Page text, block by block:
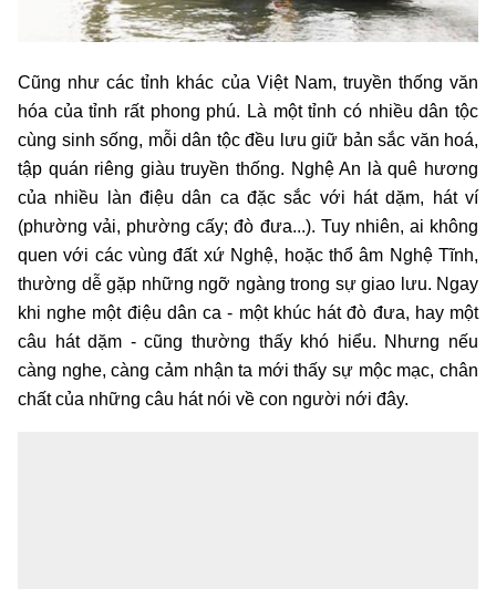
Cũng như các tỉnh khác của Việt Nam, truyền thống văn
hóa của tỉnh rất phong phú. Là một tỉnh có nhiều dân tộc
cùng sinh sống, mỗi dân tộc đều lưu giữ bản sắc văn hoá,
tập quán riêng giàu truyền thống. Nghệ An là quê hương
của nhiều làn điệu dân ca đặc sắc với hát dặm, hát ví
(phường vải, phường cấy; đò đưa...). Tuy nhiên, ai không
quen với các vùng đất xứ Nghệ, hoặc thổ âm Nghệ Tĩnh,
thường dễ gặp những ngỡ ngàng trong sự giao lưu. Ngay
khi nghe một điệu dân ca - một khúc hát đò đưa, hay một
câu hát dặm - cũng thường thấy khó hiểu. Nhưng nếu
càng nghe, càng cảm nhận ta mới thấy sự mộc mạc, chân
chất của những câu hát nói về con người nới đây.